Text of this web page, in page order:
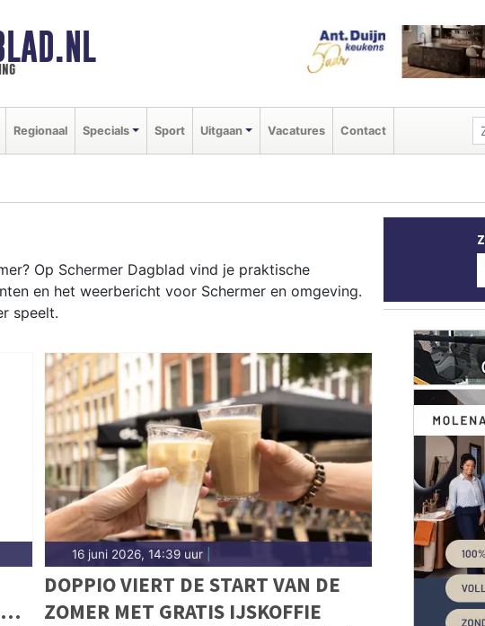
Regionaal Specials Sport Uitgaan Vacatures Contact
Op Schermer Dagblad vind je praktische
en het weerbericht voor Schermer en omgeving.
speelt.
en het Noord-Hollands Kanaal tot evenementen in
regio.
16 juni 2026, 14:39 uur|
DOPPIO VIERT DE START VAN DE
ZOMER MET GRATIS IJSKOFFIE